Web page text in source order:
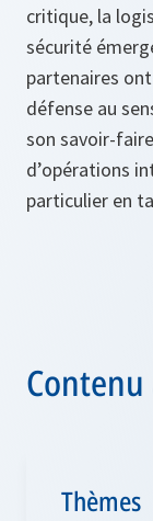
critique, la
sécurité
partenaires
défense au
son savoir-
d’opérations
particulier en
Contenu
Thèmes